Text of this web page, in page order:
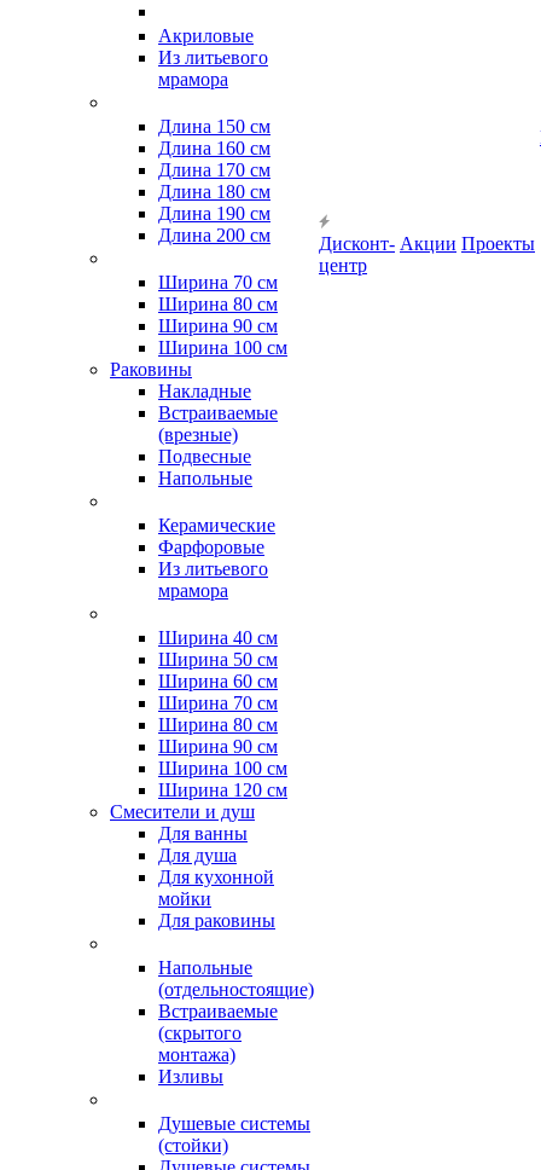
Акриловые
Из литьевого
мрамора
Длина 150 см
Длина 160 см
Длина 170 см
Длина 180 см
Длина 190 см
Длина 200 см
Ширина 70 см
Ширина 80 см
Ширина 90 см
Ширина 100 см
Раковины
Накладные
Встраиваемые
(врезные)
Подвесные
Напольные
Керамические
Фарфоровые
Из литьевого
мрамора
Ширина 40 см
Ширина 50 см
Ширина 60 см
Ширина 70 см
Ширина 80 см
Ширина 90 см
Ширина 100 см
Ширина 120 см
Смесители и душ
Для ванны
Для душа
Для кухонной
мойки
Для раковины
Напольные
(отдельностоящие)
Встраиваемые
(скрытого
монтажа)
Изливы
Душевые системы
(стойки)
Дисконт-
центр
Акции Проекты